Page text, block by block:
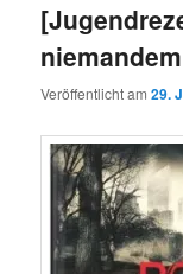
niemandem
Veröffentlicht am29.